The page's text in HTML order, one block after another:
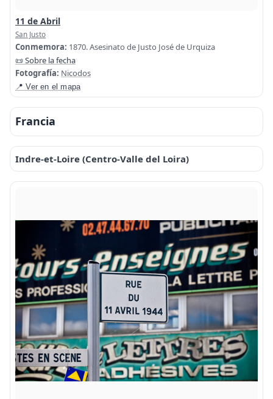
11 de Abril
San Justo
Conmemora: 1870. Asesinato de Justo José de Urquiza
📜 Sobre la fecha
Fotografía: Nicodos
📍 Ver en el mapa
Francia
Indre-et-Loire (Centro-Valle del Loira)